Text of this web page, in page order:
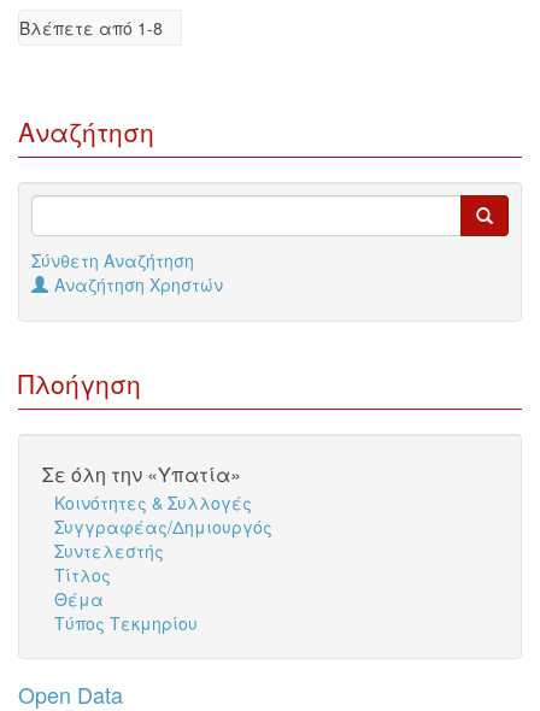
Βλέπετε από 1-8
Αναζήτηση
Σύνθετη Αναζήτηση
Αναζήτηση Χρηστών
Πλοήγηση
Σε όλη την «Υπατία»
Κοινότητες & Συλλογές
Συγγραφέας/Δημιουργός
Συντελεστής
Τίτλος
Θέμα
Τύπος Τεκμηρίου
Open Data